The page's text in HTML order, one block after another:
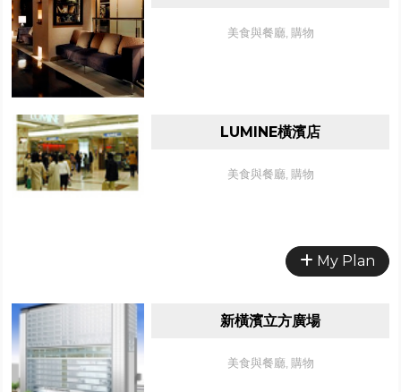
美食與餐廳, 購物
LUMINE橫濱店
美食與餐廳, 購物
My Plan
新橫濱立方廣場
美食與餐廳, 購物